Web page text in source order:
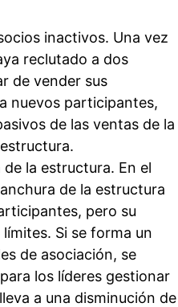
inactivos. Una vez
reclutado a dos
de vender sus
nuevos participantes,
de las ventas de la
la estructura. En el
de la estructura
pero su
Si se forma un
de asociación, se
los líderes gestionar
a una disminución de